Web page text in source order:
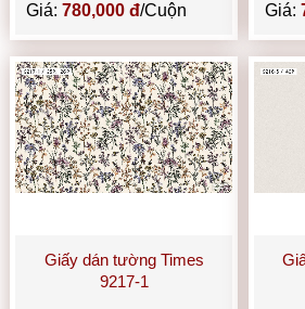
Giá:780,000 đ/Cuộn Giá:
Giấy dán tường Times
9217-1